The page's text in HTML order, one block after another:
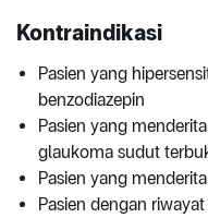
Kontraindikasi
Pasien yang
benzodiazepin
Pasien yang
glaukoma sudut
Pasien yang
Pasien dengan